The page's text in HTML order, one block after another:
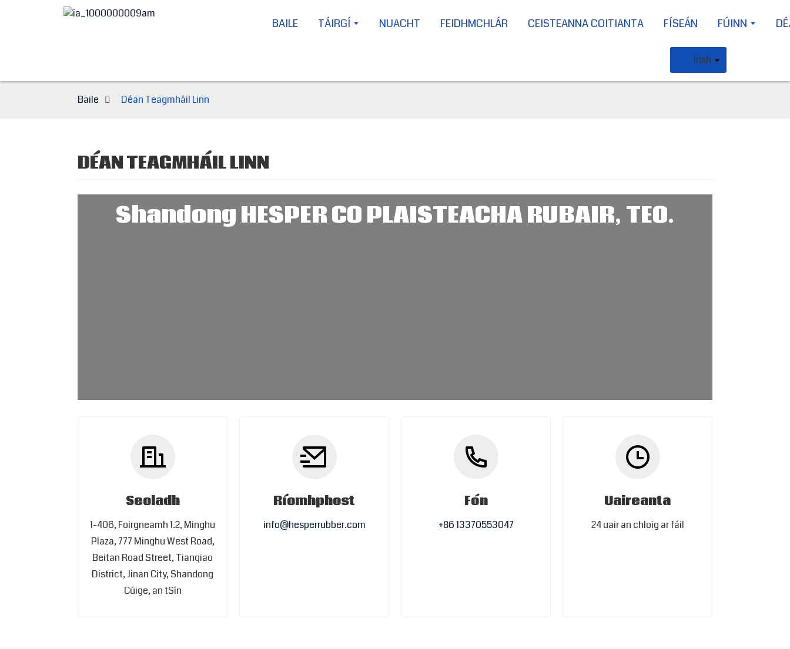
BAILE TÁIRGÍ NUACHT FEIDHMCHLÁR CEISTEANNA COITIANTA FÍSEÁN FÚINN
Irish
Baile Déan Teagmháil Linn
DÉAN TEAGMHÁIL LINN
Shandong HESPER CO PLAISTEACHA RUBAIR, TEO.
Seoladh
1-406, Foirgneamh 1.2, Minghu
Plaza, 777 Minghu West Road,
Beitan Road Street, Tianqiao
District, Jinan City, Shandong
Cúige, an tSín
Ríomhphost
info@hesperrubber.com
Fón
+86 13370553047
Uaireanta
24 uair an chloig ar fáil